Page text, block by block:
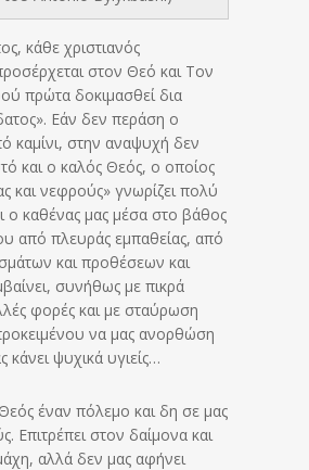
κάθε χριστιανός
στον Θεό και Τον
πρώτα δοκιμασθεί δια
Εάν δεν περάση ο
καμίνι, στην αναψυχή δεν
και ο καλός Θεός, ο οποίος
και νεφρούς» γνωρίζει πολύ
ο καθένας μας μέσα στο βάθος
από πλευράς εμπαθείας, από
και προθέσεων και
συνήθως με πικρά
φορές και με σταύρωση
να μας ανορθώση
κάνει ψυχικά υγιείς…
έναν πόλεμο και δη σε μας
Επιτρέπει στον δαίμονα και
αλλά δεν μας αφήνει